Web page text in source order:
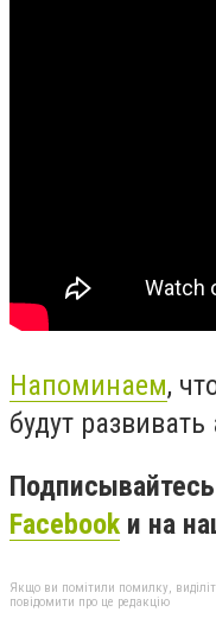
Напоминаем,
будут
Facebook и на
Якщо ви помітили помилку,
повідомити про це редакцію